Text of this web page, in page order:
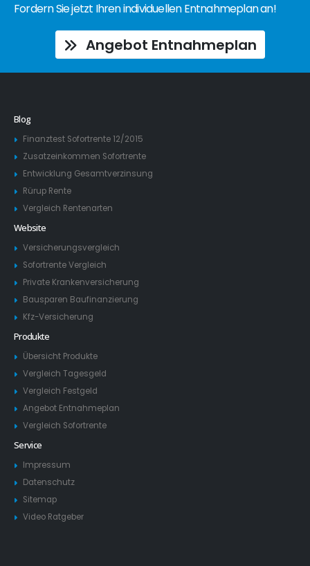
Fordern Sie jetzt Ihren individuellen Entnahmeplan an!
Angebot Entnahmeplan
Blog
Finanztest Sofortrente 12/2015
Zusatzeinkommen Sofortrente
Entwicklung Gesamtverzinsung
Rürup Rente
Vergleich Rentenarten
Website
Versicherungsvergleich
Sofortrente Vergleich
Private Krankenversicherung
Bausparen Baufinanzierung
Kfz-Versicherung
Produkte
Übersicht Produkte
Vergleich Tagesgeld
Vergleich Festgeld
Angebot Entnahmeplan
Vergleich Sofortrente
Service
Impressum
Datenschutz
Sitemap
Video Ratgeber